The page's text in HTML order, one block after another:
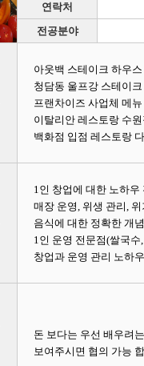
연락처
전공분야
아웃백 스테이크 하우
청담동 울프강 스테이
프랜차이즈 사업체 메
이탈리안 레스토랑 수
백화점 입점 레스토랑
1인 창업에 대한 노하우
매장 운영, 위생 관리,
음식에 대한 정확한 개
1인 운영 전문점(쌀국
창업과 운영 관리 노하
돈 보다는 우선 배우려
보여주시면 협의 가능